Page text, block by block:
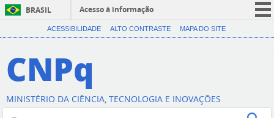
BRASIL
Acesso à informação
CORONAVÍRUS (COVID-19)
Canais
ACESSIBILIDADE ALTO CONTRASTE MAPA DO SITE
CNPq
MINISTÉRIO DA CIÊNCIA, TECNOLOGIA E INOVAÇÕES